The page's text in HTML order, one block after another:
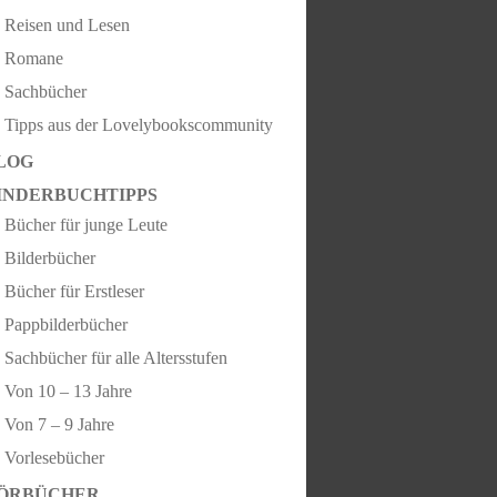
Reisen und Lesen
Romane
Sachbücher
Tipps aus der Lovelybookscommunity
Bücher für junge Leute
Bilderbücher
Bücher für Erstleser
Pappbilderbücher
Sachbücher für alle Altersstufen
Von 10 – 13 Jahre
Von 7 – 9 Jahre
Vorlesebücher